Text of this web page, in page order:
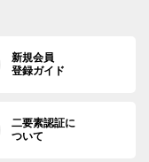
新規会員
登録ガイド
二要素認証に
ついて